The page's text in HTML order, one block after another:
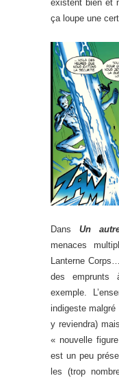
existent bien et
ça loupe une
Dans Un
menaces
Lanterne
des emprunts
exemple.
indigeste
y reviendra)
« nouvelle
est un peu
les (trop